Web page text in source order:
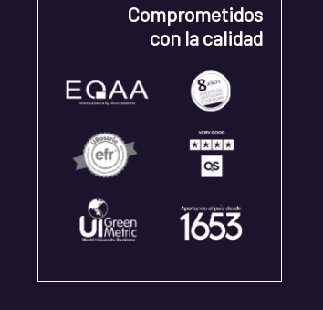
Comprometidos
con la calidad